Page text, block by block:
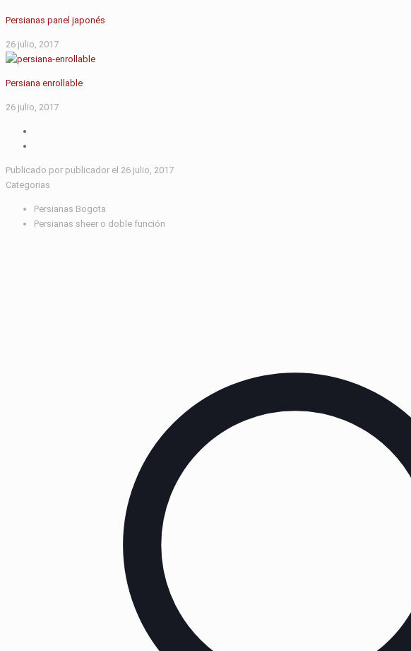
Persianas panel japonés
26 julio, 2017
Persiana enrollable
26 julio, 2017
Publicado por publicador el 26 julio, 2017
Categorias
Persianas Bogota
Persianas sheer o doble función